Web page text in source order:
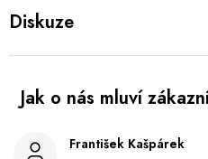
Diskuze
František Kašpárek